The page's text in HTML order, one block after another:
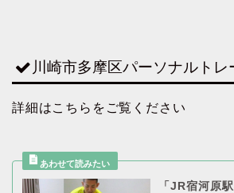
川崎市多摩区パーソナルトレ
詳細はこちらをご覧ください
「JR宿河原